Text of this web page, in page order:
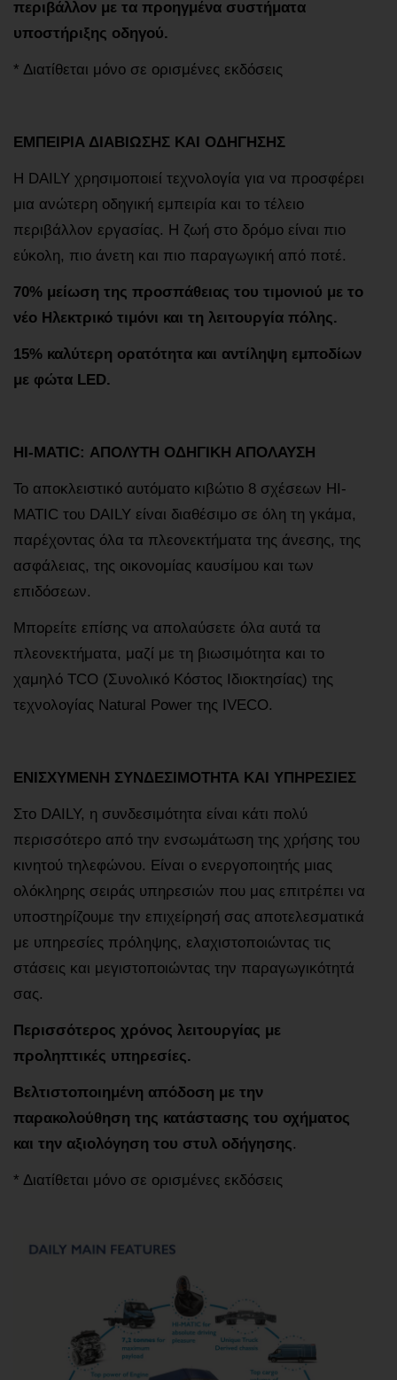
περιβάλλον με τα προηγμένα συστήματα
υποστήριξης οδηγού.
* Διατίθεται μόνο σε ορισμένες εκδόσεις
ΕΜΠΕΙΡΙΑ ΔΙΑΒΙΩΣΗΣ ΚΑΙ ΟΔΗΓΗΣΗΣ
Η DAILY χρησιμοποιεί τεχνολογία για να προσφέρει
μια ανώτερη οδηγική εμπειρία και το τέλειο
περιβάλλον εργασίας. Η ζωή στο δρόμο είναι πιο
εύκολη, πιο άνετη και πιο παραγωγική από ποτέ.
70% μείωση της προσπάθειας του τιμονιού με το
νέο Ηλεκτρικό τιμόνι και τη λειτουργία πόλης.
15% καλύτερη ορατότητα και αντίληψη εμποδίων
με φώτα LED.
HI-MATIC: ΑΠΟΛΥΤΗ ΟΔΗΓΙΚΗ ΑΠΟΛΑΥΣΗ
Το αποκλειστικό αυτόματο κιβώτιο 8 σχέσεων HI-
MATIC του DAILY είναι διαθέσιμο σε όλη τη γκάμα,
παρέχοντας όλα τα πλεονεκτήματα της άνεσης, της
ασφάλειας, της οικονομίας καυσίμου και των
επιδόσεων.
Μπορείτε επίσης να απολαύσετε όλα αυτά τα
πλεονεκτήματα, μαζί με τη βιωσιμότητα και το
χαμηλό TCO (Συνολικό Κόστος Ιδιοκτησίας) της
τεχνολογίας Natural Power της IVECO.
ΕΝΙΣΧΥΜΕΝΗ ΣΥΝΔΕΣΙΜΟΤΗΤΑ ΚΑΙ ΥΠΗΡΕΣΙΕΣ
Στο DAILY, η συνδεσιμότητα είναι κάτι πολύ
περισσότερο από την ενσωμάτωση της χρήσης του
κινητού τηλεφώνου. Είναι ο ενεργοποιητής μιας
ολόκληρης σειράς υπηρεσιών που μας επιτρέπει να
υποστηρίζουμε την επιχείρησή σας αποτελεσματικά
με υπηρεσίες πρόληψης, ελαχιστοποιώντας τις
στάσεις και μεγιστοποιώντας την παραγωγικότητά
σας.
Περισσότερος χρόνος λειτουργίας με
προληπτικές υπηρεσίες.
Βελτιστοποιημένη απόδοση με την
παρακολούθηση της κατάστασης του οχήματος
και την αξιολόγηση του στυλ οδήγησης.
* Διατίθεται μόνο σε ορισμένες εκδόσεις